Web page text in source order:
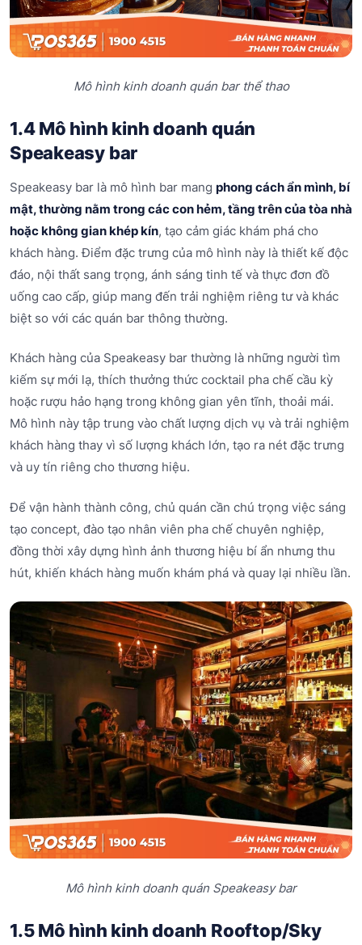
Mô hình kinh doanh quán bar thể thao
1.4 Mô hình kinh doanh quán
Speakeasy bar
Speakeasy bar là mô hình bar mang phong cách ẩn mình, bí
mật, thường nằm trong các con hẻm, tầng trên của tòa nhà
hoặc không gian khép kín, tạo cảm giác khám phá cho
khách hàng. Điểm đặc trưng của mô hình này là thiết kế độc
đáo, nội thất sang trọng, ánh sáng tinh tế và thực đơn đồ
uống cao cấp, giúp mang đến trải nghiệm riêng tư và khác
biệt so với các quán bar thông thường.
Khách hàng của Speakeasy bar thường là những người tìm
kiếm sự mới lạ, thích thưởng thức cocktail pha chế cầu kỳ
hoặc rượu hảo hạng trong không gian yên tĩnh, thoải mái.
Mô hình này tập trung vào chất lượng dịch vụ và trải nghiệm
khách hàng thay vì số lượng khách lớn, tạo ra nét đặc trưng
và uy tín riêng cho thương hiệu.
Để vận hành thành công, chủ quán cần chú trọng việc sáng
tạo concept, đào tạo nhân viên pha chế chuyên nghiệp,
đồng thời xây dựng hình ảnh thương hiệu bí ẩn nhưng thu
hút, khiến khách hàng muốn khám phá và quay lại nhiều lần.
Mô hình kinh doanh quán Speakeasy bar
1.5 Mô hình kinh doanh Rooftop/Sky